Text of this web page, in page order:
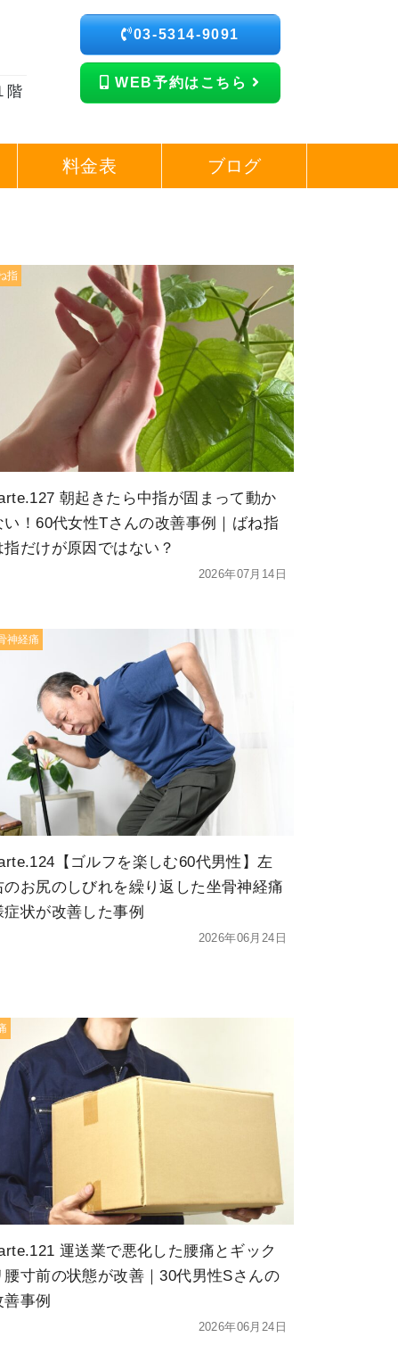
階
03-5314-9091
WEB予約はこちら
料金表 ブログ
指
朝起きたら中指が固まって動か
い！60代女性Tさんの改善事例｜ばね指
指だけが原因ではない？
2026年07月14日
神経痛
【ゴルフを楽しむ60代男性】左
のお尻のしびれを繰り返した坐骨神経痛
症状が改善した事例
2026年06月24日
運送業で悪化した腰痛とギック
腰寸前の状態が改善｜30代男性Sさんの
善事例
2026年06月24日